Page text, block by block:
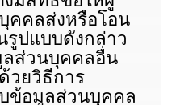
คคลส่งหรือโอน
ปแบบดังกล่าว
ส่วนบุคคลอื่น
วยวิธีการ
ข้อมูลส่วนบุคคล